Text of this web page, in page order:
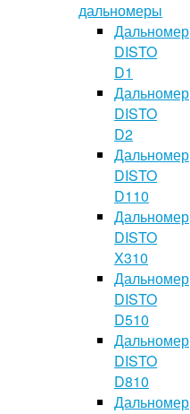
дальномеры
Дальномер
DISTO
D1
Дальномер
DISTO
D2
Дальномер
DISTO
D110
Дальномер
DISTO
X310
Дальномер
DISTO
D510
Дальномер
DISTO
D810
Дальномер